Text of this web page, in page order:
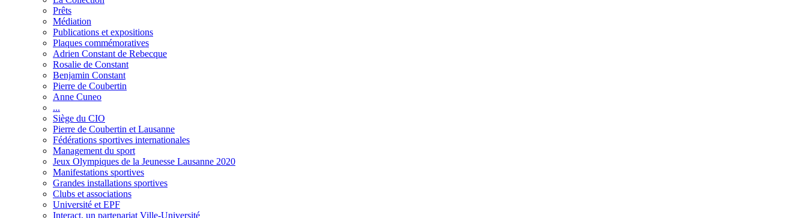
Prêts
Médiation
Publications et expositions
Plaques commémoratives
Adrien Constant de Rebecque
Rosalie de Constant
Benjamin Constant
Pierre de Coubertin
Anne Cuneo
...
Siège du CIO
Pierre de Coubertin et Lausanne
Fédérations sportives internationales
Management du sport
Jeux Olympiques de la Jeunesse Lausanne 2020
Manifestations sportives
Grandes installations sportives
Clubs et associations
Université et EPF
Interact, un partenariat Ville-Université